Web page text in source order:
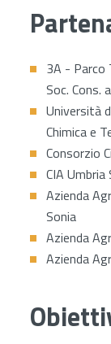
3A - Parco
Soc. Cons.
Università
Chimica e
Consorzio
CIA Umbria
Azienda
Sonia
Azienda
Azienda